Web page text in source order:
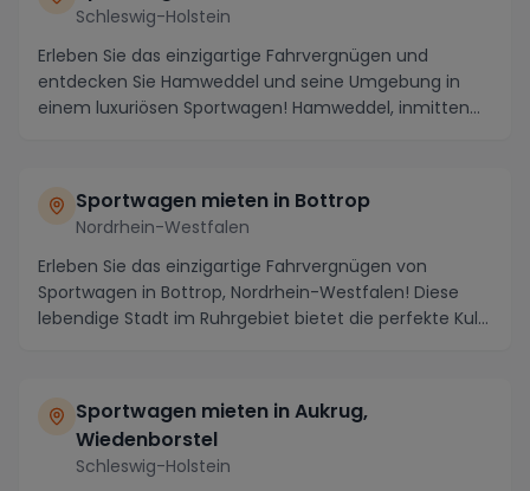
Schleswig-Holstein
Erleben Sie das einzigartige Fahrvergnügen und
entdecken Sie Hamweddel und seine Umgebung in
einem luxuriösen Sportwagen! Hamweddel, inmitten
Sportwagen mieten in Bottrop
Nordrhein-Westfalen
Erleben Sie das einzigartige Fahrvergnügen von
Sportwagen in Bottrop, Nordrhein-Westfalen! Diese
lebendige Stadt im Ruhrgebiet bietet die perfekte Kul...
Sportwagen mieten in Aukrug,
Wiedenborstel
Schleswig-Holstein